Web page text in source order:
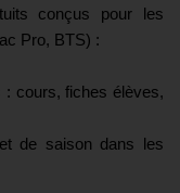
conçus pour les
Pro, BTS) :
: cours, fiches élèves,
de saison dans les